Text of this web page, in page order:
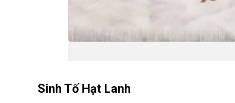
Sinh Tố Hạt Lanh